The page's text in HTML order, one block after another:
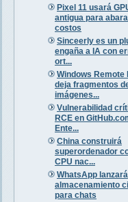
Pixel 11 usará
antigua para
costos
Sinceerly es un
engaña a IA con
ort...
Windows Remote
deja fragmentos
imágenes...
Vulnerabilidad
RCE en
Ente...
China construirá
superordenador
CPU nac...
WhatsApp lanzará
almacenamiento
para chats